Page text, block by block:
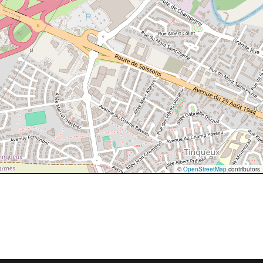
©OpenStreetMapcontributors